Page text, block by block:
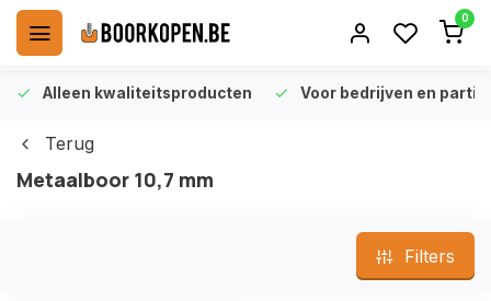
0
Alleen kwaliteitsproducten Voor bedrijven en
Terug
Metaalboor 10,7 mm
Filters